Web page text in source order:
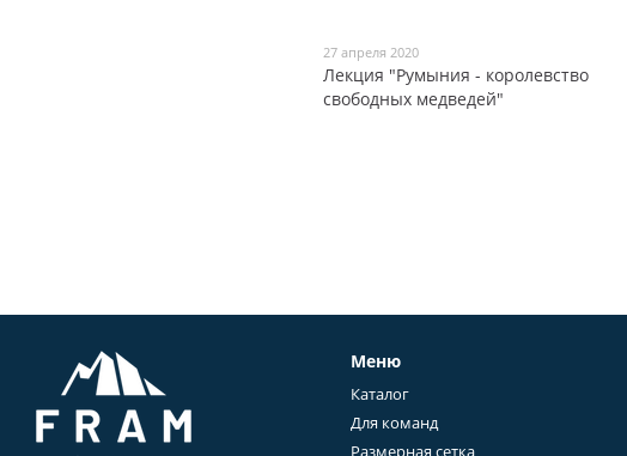
27 апреля 2020
Лекция "Румыния - королевство
свободных медведей"
Меню
Каталог
Для команд
Размерная сетка